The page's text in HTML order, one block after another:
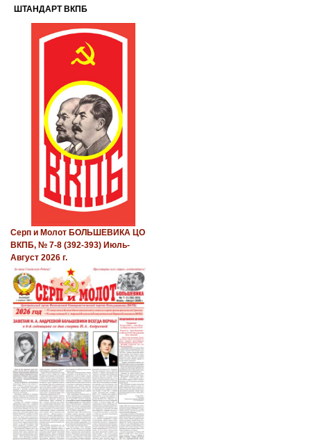
ШТАНДАРТ ВКПБ
Серп и Молот БОЛЬШЕВИКА ЦО
ВКПБ, № 7-8 (392-393) Июль-
Август 2026 г.